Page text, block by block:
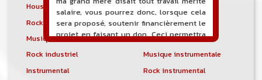
House progressive
Tropical house
Rock indépendant
Indietronica
Musique industrielle
Metal industriel
Rock industriel
Musique instrumentale
Instrumental
Rock instrumental
salaire, vous pourrez donc, lorsque cela
sera proposé, soutenir financièrement le
projet en faisant un don. Ceci permettra
de financer l'hébergement, le nom de
domaine, les heures de maintenance et
de développement du site, et peut-être